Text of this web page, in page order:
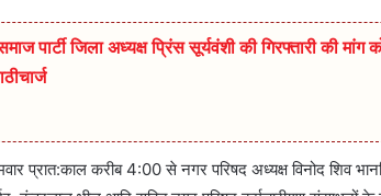
पार्टी जिला अध्यक्ष प्रिंस सूर्यवंशी की गिरफ्तारी की
प्रात:काल करीब 4:00 से नगर परिषद अध्यक्ष विनोद शिव